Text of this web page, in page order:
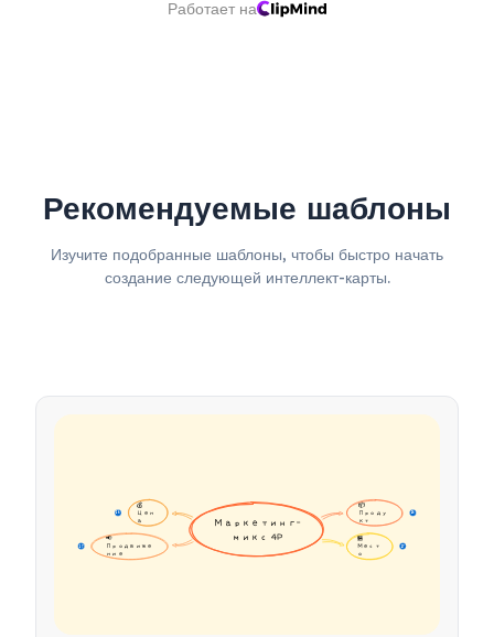
Работает на
Рекомендуемые шаблоны
Изучите подобранные шаблоны, чтобы быстро начать
создание следующей интеллект-карты.
📦
Проду
кт
16
💰
Цен
а
16
🏪
Мест
о
17
📢
Продвиже
ние
17
Маркетинг-
микс 4P